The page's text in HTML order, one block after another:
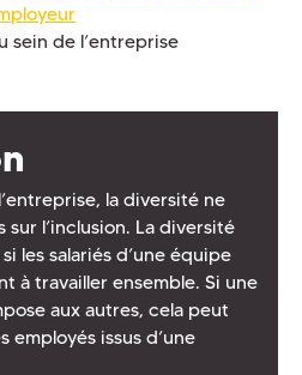
sein de l’entreprise
la diversité ne
l’inclusion. La diversité
les salariés d’une équipe
à travailler ensemble. Si une
aux autres, cela peut
employés issus d’une